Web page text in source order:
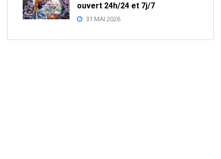
ouvert 24h/24 et 7j/7
31 MAI 2026